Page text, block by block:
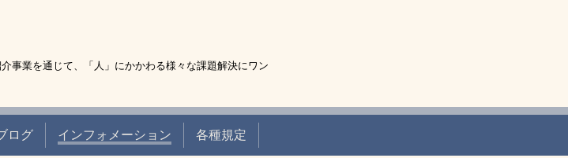
事業を通じて、「人」にかかわる様々な課題解決にワン
ログ インフォメーション 各種規定